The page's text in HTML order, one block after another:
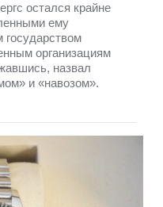
остался крайне
ему
организациям
назвал
и «навозом».